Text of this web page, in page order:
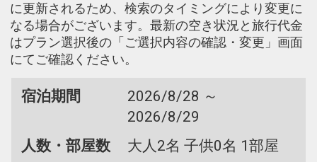
に更新されるため、検索のタイミングにより変更に
なる場合がございます。最新の空き状況と旅行代金
はプラン選択後の「ご選択内容の確認・変更」画面
にてご確認ください。
宿泊期間
2026/8/28 ～
2026/8/29
人数・部屋数
大人2名 子供0名 1部屋